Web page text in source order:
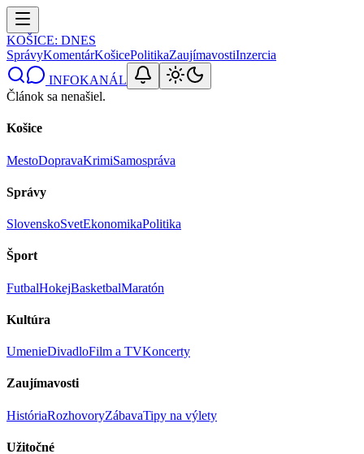
KOŠICE: DNES
SprávyKomentárKošicePolitikaZaujímavostiInzercia
INFOKANÁL
Článok sa nenašiel.
Košice
MestoDopravaKrimiSamospráva
Správy
SlovenskoSvetEkonomikaPolitika
Šport
FutbalHokejBasketbalMaratón
Kultúra
UmenieDivadloFilm a TVKoncerty
Zaujímavosti
HistóriaRozhovoryZábavaTipy na výlety
Užitočné